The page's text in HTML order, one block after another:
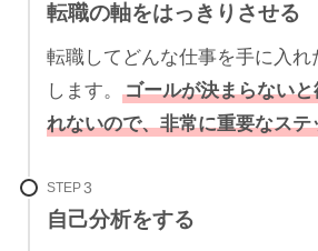
転職の軸をはっきりさせる
転職してどんな仕事を手に入れ
します。
ゴールが決まらない
れないので、非常に重要なステ
STEP
自己分析をする